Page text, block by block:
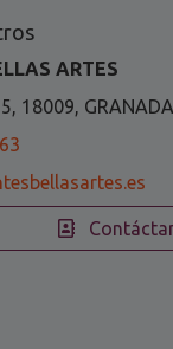
ARTES
18009,